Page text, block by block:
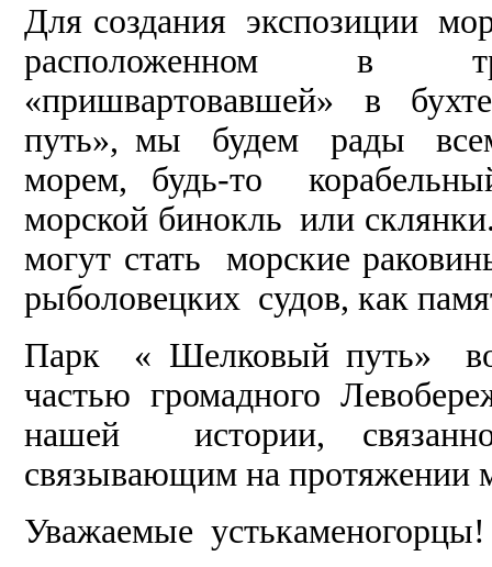
Для создания экспозиции
расположенном в
«пришвартовавшей» в
путь», мы будем рады
морем, будь-то
морской бинокль или
могут стать морские
рыболовецких судов, как
Парк « Шелковый путь»
частью громадного
нашей истории,
связывающим на протяжении
Уважаемые устькаменогорцы!